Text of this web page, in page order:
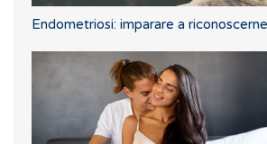
Endometriosi: imparare a